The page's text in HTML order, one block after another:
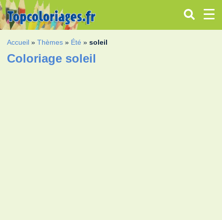
Accueil »Thèmes » Été »soleil
Coloriage soleil